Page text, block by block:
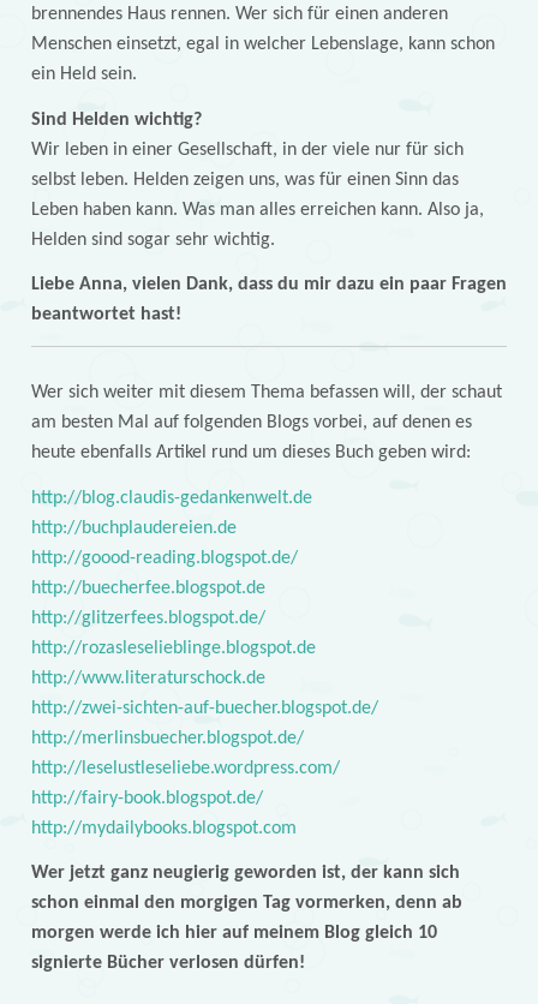
brennendes Haus rennen. Wer sich für einen anderen
Menschen einsetzt, egal in welcher Lebenslage, kann schon
ein Held sein.
Sind Helden wichtig?
Wir leben in einer Gesellschaft, in der viele nur für sich
selbst leben. Helden zeigen uns, was für einen Sinn das
Leben haben kann. Was man alles erreichen kann. Also ja,
Helden sind sogar sehr wichtig.
Liebe Anna, vielen Dank, dass du mir dazu ein paar Fragen
beantwortet hast!
Wer sich weiter mit diesem Thema befassen will, der schaut
am besten Mal auf folgenden Blogs vorbei, auf denen es
heute ebenfalls Artikel rund um dieses Buch geben wird:
http://blog.claudis-gedankenwelt.de
http://buchplaudereien.de
http://goood-reading.blogspot.de/
http://buecherfee.blogspot.de
http://glitzerfees.blogspot.de/
http://rozasleselieblinge.blogspot.de
http://www.literaturschock.de
http://zwei-sichten-auf-buecher.blogspot.de/
http://merlinsbuecher.blogspot.de/
http://leselustleseliebe.wordpress.com/
http://fairy-book.blogspot.de/
http://mydailybooks.blogspot.com
Wer jetzt ganz neugierig geworden ist, der kann sich
schon einmal den morgigen Tag vormerken, denn ab
morgen werde ich hier auf meinem Blog gleich 10
signierte Bücher verlosen dürfen!